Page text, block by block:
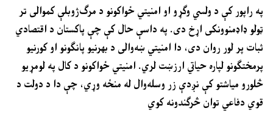
په راپور کې د ولسي وګړو او امنیتي ځواکونو د مرګ‌ژوبلې کموالی تر
ټولو ډاډمنوونکی اړخ دی. په داسې حال کې چې پاکستان د اقتصادي
ثبات پر لور روان دی، دا امنیتي ښه‌والی د بهرنیو پانګونو او کورنیو
پرمختګونو لپاره حیاتي ارزښت لري. امنیتي ځواکونو د کال په لومړیو
څلورو میاشتو کې نږدې زر وسله‌وال له منځه وړي، چې دا د دولت د
قوي دفاعي توان څرګندونه کوي